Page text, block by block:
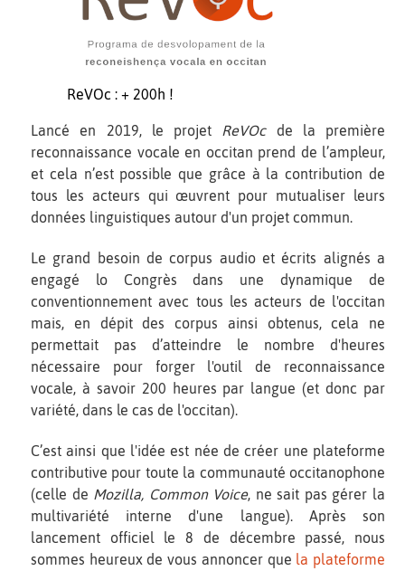
ReVOc : + 200h !
Lancé en 2019, le projet ReVOcde la première
reconnaissance vocale en occitan prend de l’ampleur,
et cela n’est possible que grâce à la contribution de
tous les acteurs qui œuvrent pour mutualiser leurs
données linguistiques autour d'un projet commun.
Le grand besoin de corpus audio et écrits alignés a
engagé lo Congrès dans une dynamique de
conventionnement avec tous les acteurs de l'occitan
mais, en dépit des corpus ainsi obtenus, cela ne
permettait pas d’atteindre le nombre d'heures
nécessaire pour forger l'outil de reconnaissance
vocale, à savoir 200 heures par langue (et donc par
variété, dans le cas de l'occitan).
C’est ainsi que l'idée est née de créer une plateforme
contributive pour toute la communauté occitanophone
(celle de Mozilla, Common Voice, ne sait pas gérer la
multivariété interne d'une langue). Après son
lancement officiel le 8 de décembre passé, nous
sommes heureux de vous annoncer que la plateforme